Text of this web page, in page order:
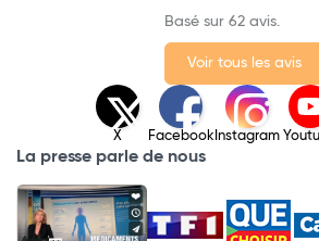
Basé sur 62 avis.
Voir tous les avis
X Facebook Instagram
La presse parle de nous